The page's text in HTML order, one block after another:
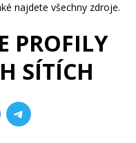
najdete všechny zdroje.
PROFILY
SÍTÍCH